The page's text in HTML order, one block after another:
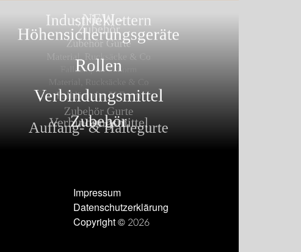
Impressum
Datenschutzerklärung
Copyright © 2026